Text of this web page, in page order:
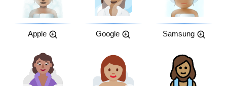
Apple Google Samsung